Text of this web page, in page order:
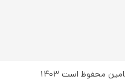
محفوظ است ۱۴۰۳